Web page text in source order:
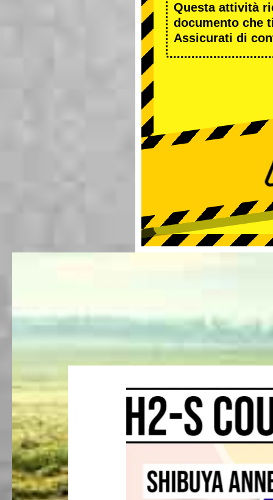
Questa attività
documento che
Assicurati di